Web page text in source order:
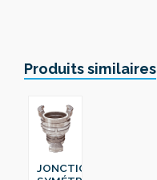
Produits similaires
JONCTION